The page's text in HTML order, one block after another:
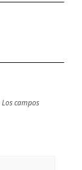
Los campos